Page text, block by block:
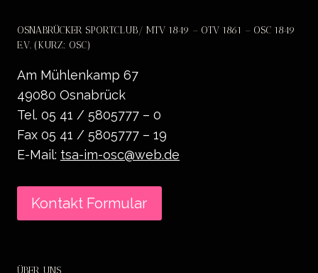
OSNABRÜCKER SPORTCLUB/ MTV 1849 – OTV 1861 – OSC 1849
E.V. (KURZ: OSC)
Am Mühlenkamp 67
49080 Osnabrück
Tel. 05 41 / 5805777 – 0
Fax 05 41 / 5805777 – 19
E-Mail: tsa-im-osc@web.de
Kontakt Formular